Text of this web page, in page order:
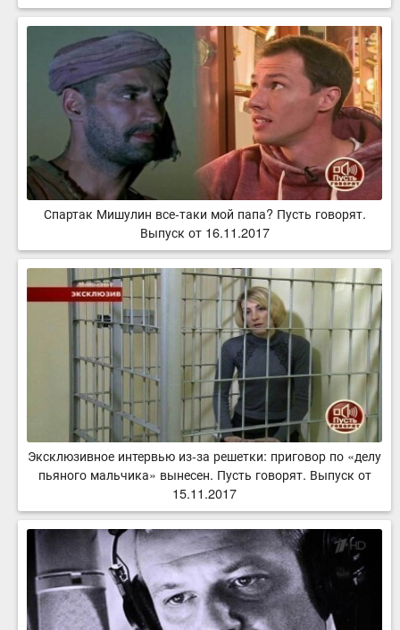
Спартак Мишулин все-таки мой папа? Пусть говорят.
Выпуск от 16.11.2017
Эксклюзивное интервью из-за решетки: приговор по «делу
пьяного мальчика» вынесен. Пусть говорят. Выпуск от
15.11.2017